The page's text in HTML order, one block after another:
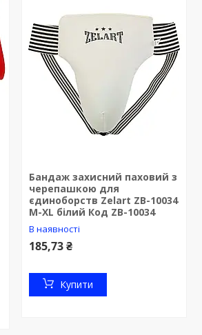
Бандаж захисний паховий з
черепашкою для
єдиноборств Zelart ZB-10034
M-XL білий Код ZB-10034
В наявності
185,73 ₴
Купити